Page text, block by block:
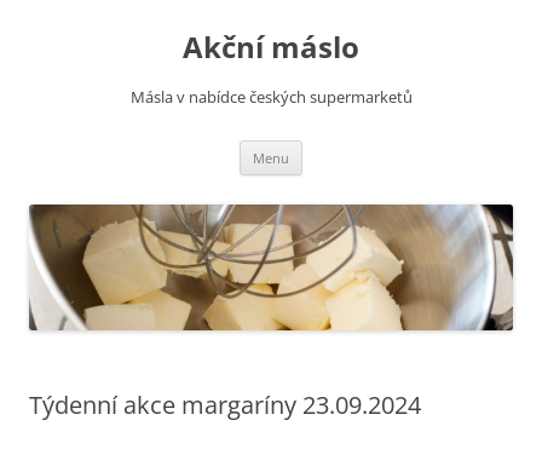
Akční máslo
Másla v nabídce českých supermarketů
Menu
Týdenní akce margaríny 23.09.2024